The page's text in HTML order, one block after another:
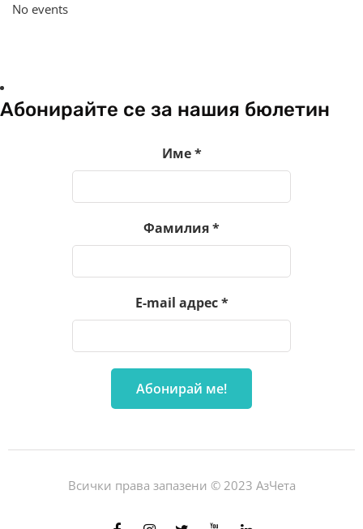
No events
Абонирайте се за нашия бюлетин
Име*
Фамилия*
E-mail адрес*
Всички права запазени © 2023 АзЧета